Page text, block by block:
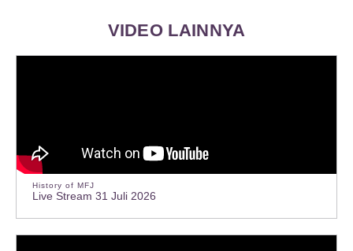
VIDEO LAINNYA
History of MFJ
Live Stream 31 Juli 2026